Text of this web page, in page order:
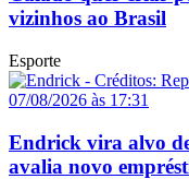
vizinhos ao Brasil
Esporte
07/08/2026 às 17:31
Endrick vira alvo
avalia novo